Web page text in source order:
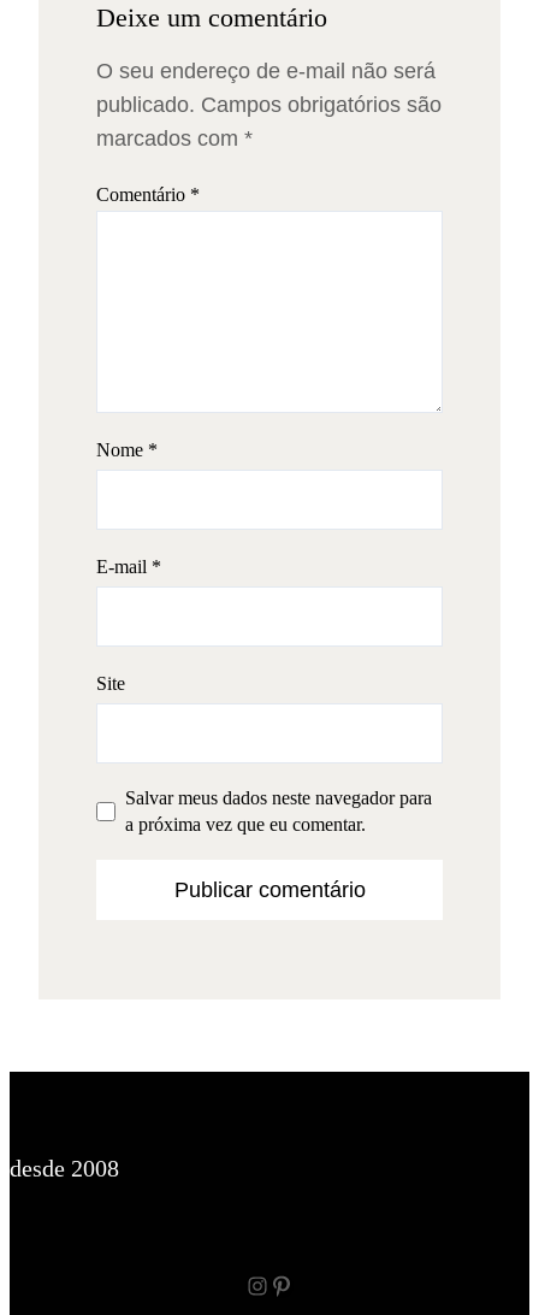
Deixe um comentário
O seu endereço de e-mail não será
publicado. Campos obrigatórios são
marcados com *
Comentário *
Nome *
E-mail *
Site
Salvar meus dados neste navegador para
a próxima vez que eu comentar.
desde 2008
Instagram Pinterest